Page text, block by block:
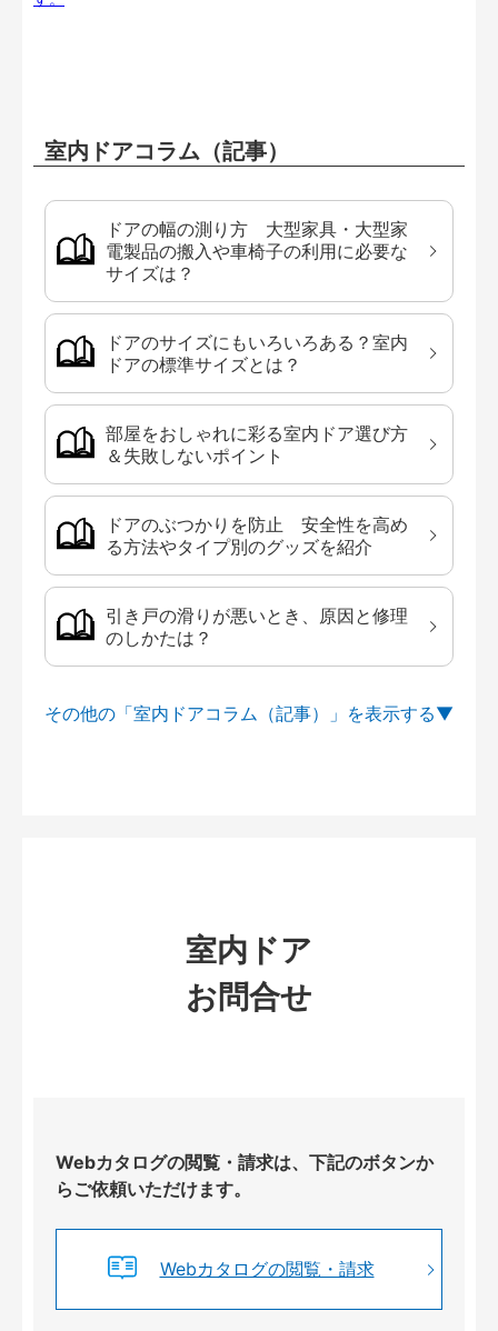
室内ドアコラム（記事）
ドアの幅の測り方 大型家具・大型家
電製品の搬入や車椅子の利用に必要な
サイズは？
ドアのサイズにもいろいろある？室内
ドアの標準サイズとは？
部屋をおしゃれに彩る室内ドア選び方
＆失敗しないポイント
ドアのぶつかりを防止 安全性を高め
る方法やタイプ別のグッズを紹介
引き戸の滑りが悪いとき、原因と修理
のしかたは？
その他の「室内ドアコラム（記事）」を
室内ドア
お問合せ
Webカタログの閲覧・請求は、下記のボタンか
らご依頼いただけます。
Webカタログの閲覧・請求